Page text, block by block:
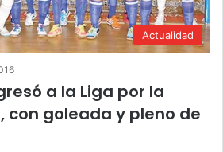
Actualidad
a la Liga por la
con goleada y pleno de